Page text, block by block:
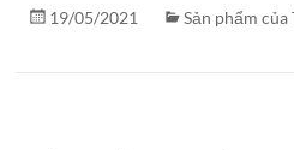
19/05/2021 Sản phẩm của